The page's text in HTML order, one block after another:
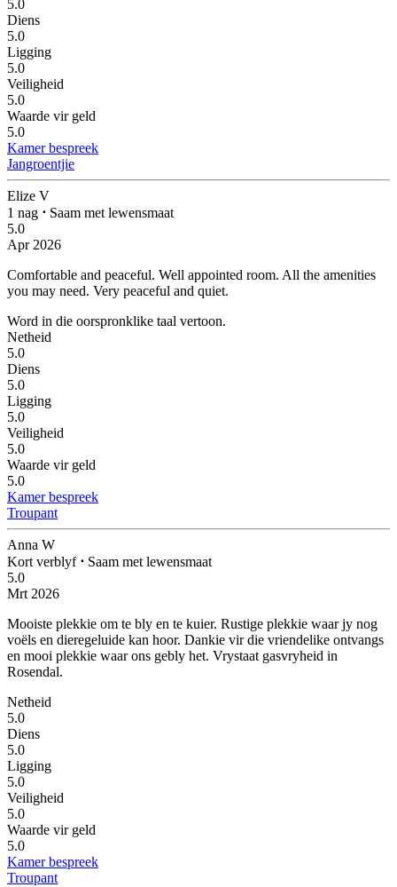
5.0
Diens
5.0
Ligging
5.0
Veiligheid
5.0
Waarde vir geld
5.0
Kamer bespreek
Jangroentjie
Elize V
1 nag ⋅ Saam met lewensmaat
5.0
Apr 2026
Comfortable and peaceful. Well appointed room. All the amenities
you may need. Very peaceful and quiet.
Word in die oorspronklike taal vertoon.
Netheid
5.0
Diens
5.0
Ligging
5.0
Veiligheid
5.0
Waarde vir geld
5.0
Kamer bespreek
Troupant
Anna W
Kort verblyf ⋅ Saam met lewensmaat
5.0
Mrt 2026
Mooiste plekkie om te bly en te kuier. Rustige plekkie waar jy nog
voëls en dieregeluide kan hoor. Dankie vir die vriendelike ontvangs
en mooi plekkie waar ons gebly het. Vrystaat gasvryheid in
Rosendal.
Netheid
5.0
Diens
5.0
Ligging
5.0
Veiligheid
5.0
Waarde vir geld
5.0
Kamer bespreek
Troupant